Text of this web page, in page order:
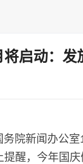
启动：发
新闻办公室
醒，今年国